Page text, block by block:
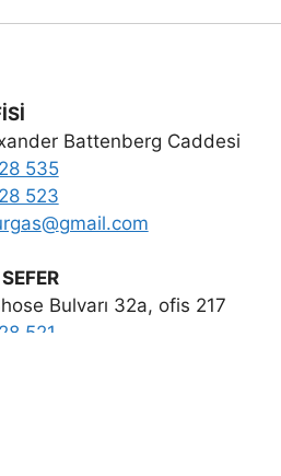
Battenberg Caddesi
535
523
@gmail.com
Bulvarı 32a, ofis 217
521